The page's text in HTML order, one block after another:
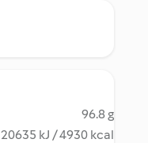
96.8 g
20635 kJ / 4930 kcal